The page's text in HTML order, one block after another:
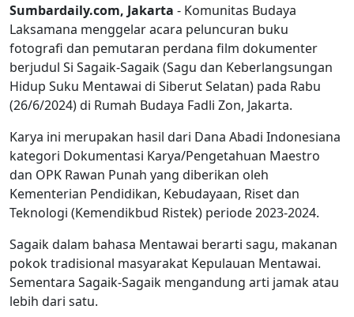
Sumbardaily.com, Jakarta - Komunitas Budaya
Laksamana menggelar acara peluncuran buku
fotografi dan pemutaran perdana film dokumenter
berjudul Si Sagaik-Sagaik (Sagu dan Keberlangsungan
Hidup Suku Mentawai di Siberut Selatan) pada Rabu
(26/6/2024) di Rumah Budaya Fadli Zon, Jakarta.
Karya ini merupakan hasil dari Dana Abadi Indonesiana
kategori Dokumentasi Karya/Pengetahuan Maestro
dan OPK Rawan Punah yang diberikan oleh
Kementerian Pendidikan, Kebudayaan, Riset dan
Teknologi (Kemendikbud Ristek) periode 2023-2024.
Sagaik dalam bahasa Mentawai berarti sagu, makanan
pokok tradisional masyarakat Kepulauan Mentawai.
Sementara Sagaik-Sagaik mengandung arti jamak atau
lebih dari satu.